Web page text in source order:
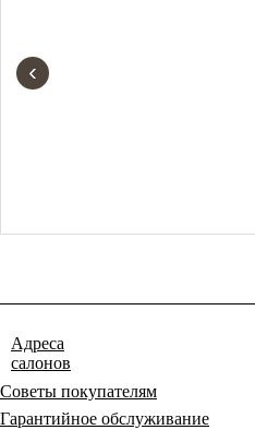
‹
Адреса
салонов
Советы покупателям
Гарантийное обслуживание